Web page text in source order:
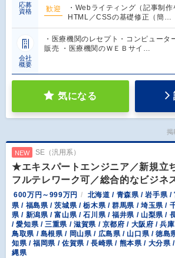
応募
資格
歓迎
・Webライティング（記事制
HTML／CSSの基礎修正（簡…
会社
概要
・医療機関のレセプト・コンピュータ
販売 ・医療機関のＷＥＢサイ…
気になる
掲
NEW SE（汎用系）
★エキスパートエンジニア／新規立
フルテレワーク可／総合的なビジネ
600万円～999万円
北海道 / 青森県 / 岩手県 /
県 / 福島県 / 茨城県 / 栃木県 / 群馬県 / 埼玉県 /
県 / 新潟県 / 富山県 / 石川県 / 福井県 / 山梨県 /
/ 愛知県 / 三重県 / 滋賀県 / 京都府 / 大阪府 / 兵
鳥取県 / 島根県 / 岡山県 / 広島県 / 山口県 / 徳島
知県 / 福岡県 / 佐賀県 / 長崎県 / 熊本県 / 大分県
縄県